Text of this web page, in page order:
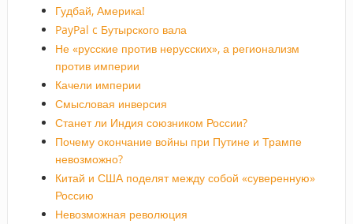
Гудбай, Америка!
PayPal c Бутырского вала
Не «русские против нерусских», а регионализм
против империи
Качели империи
Смысловая инверсия
Станет ли Индия союзником России?
Почему окончание войны при Путине и Трампе
невозможно?
Китай и США поделят между собой «суверенную»
Россию
Невозможная революция